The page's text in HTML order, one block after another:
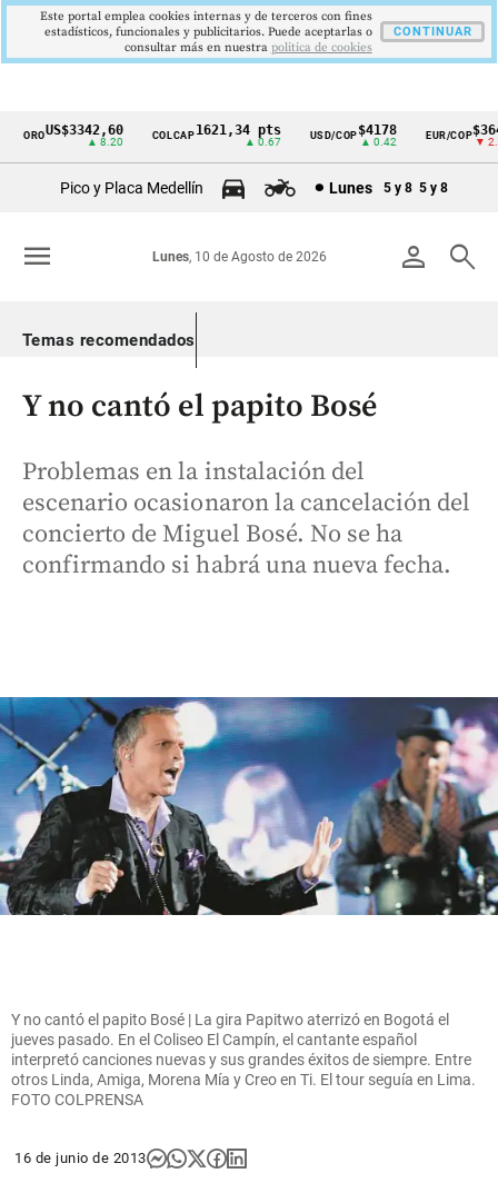
Cintillo
Colombia
OROUS$3342,60
▲ 8.20
COLCAP1621,34 pts
▲ 0.67
USD/COP$4178
▲ 0.42
EUR/COP$3647
▼ 2.00
Pico y Placa Medellín Lunes 5 y 8 5 y 8
person search
Lunes, 10 de Agosto de 2026
menu
Temas recomendados
Y no cantó el papito Bosé
Problemas en la instalación del
escenario ocasionaron la cancelación del
concierto de Miguel Bosé. No se ha
confirmando si habrá una nueva fecha.
Y no cantó el papito Bosé | La gira Papitwo aterrizó en Bogotá el
jueves pasado. En el Coliseo El Campín, el cantante español
interpretó canciones nuevas y sus grandes éxitos de siempre. Entre
otros Linda, Amiga, Morena Mía y Creo en Ti. El tour seguía en Lima.
FOTO COLPRENSA
16 de junio de 2013
Este portal emplea cookies internas y de terceros con fines
estadísticos, funcionales y publicitarios. Puede aceptarlas o
consultar más en nuestra politica de cookies
CONTINUAR